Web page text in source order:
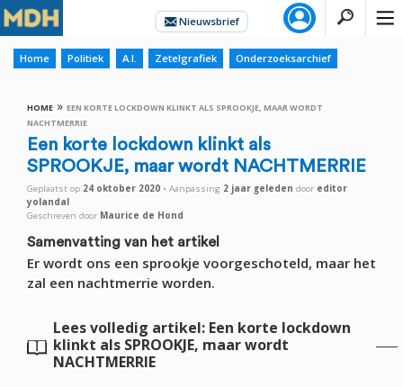
Home Politiek A.I. Zetelgrafiek Onderzoeksarchief
HOME » EEN KORTE LOCKDOWN KLINKT ALS SPROOKJE, MAAR WORDT
NACHTMERRIE
Een korte lockdown klinkt als
SPROOKJE, maar wordt NACHTMERRIE
Geplaatst op 24 oktober 2020 • Aanpassing 2 jaar geleden door editor
yolandal
Geschreven door Maurice de Hond
Samenvatting van het artikel
Er wordt ons een sprookje voorgeschoteld, maar het
zal een nachtmerrie worden.
Lees volledig artikel: Een korte lockdown
klinkt als SPROOKJE, maar wordt
NACHTMERRIE